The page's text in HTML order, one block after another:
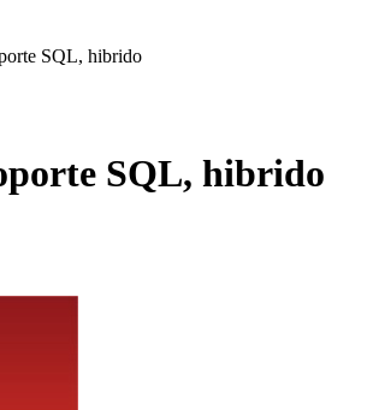
SQL, hibrido
SQL, hibrido